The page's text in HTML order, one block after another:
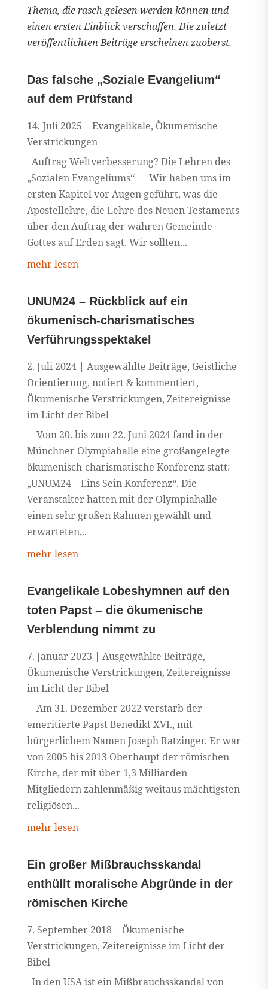
Thema, die rasch gelesen werden können und
einen ersten Einblick verschaffen. Die zuletzt
veröffentlichten Beiträge erscheinen zuoberst.
Das falsche „Soziale Evangelium“
auf dem Prüfstand
14. Juli 2025 | Evangelikale, Ökumenische
Verstrickungen
Auftrag Weltverbesserung? Die Lehren des
„Sozialen Evangeliums“ Wir haben uns im
ersten Kapitel vor Augen geführt, was die
Apostellehre, die Lehre des Neuen Testaments
über den Auftrag der wahren Gemeinde
Gottes auf Erden sagt. Wir sollten...
mehr lesen
UNUM24 – Rückblick auf ein
ökumenisch-charismatisches
Verführungsspektakel
2. Juli 2024| Ausgewählte Beiträge, Geistliche
Orientierung, notiert & kommentiert,
Ökumenische Verstrickungen, Zeitereignisse
im Licht der Bibel
Vom 20. bis zum 22. Juni 2024 fand in der
Münchner Olympiahalle eine großangelegte
ökumenisch-charismatische Konferenz statt:
„UNUM24 – Eins Sein Konferenz“. Die
Veranstalter hatten mit der Olympiahalle
einen sehr großen Rahmen gewählt und
erwarteten...
mehr lesen
Evangelikale Lobeshymnen auf den
toten Papst – die ökumenische
Verblendung nimmt zu
7. Januar 2023 | Ausgewählte Beiträge,
Ökumenische Verstrickungen, Zeitereignisse
im Licht der Bibel
Am 31. Dezember 2022 verstarb der
emeritierte Papst Benedikt XVI., mit
bürgerlichem Namen Joseph Ratzinger. Er war
von 2005 bis 2013 Oberhaupt der römischen
Kirche, der mit über 1,3 Milliarden
Mitgliedern zahlenmäßig weitaus mächtigsten
religiösen...
mehr lesen
Ein großer Mißbrauchsskandal
enthüllt moralische Abgründe in der
römischen Kirche
7. September 2018 | Ökumenische
Verstrickungen, Zeitereignisse im Licht der
Bibel
In den USA ist ein Mißbrauchsskandal von